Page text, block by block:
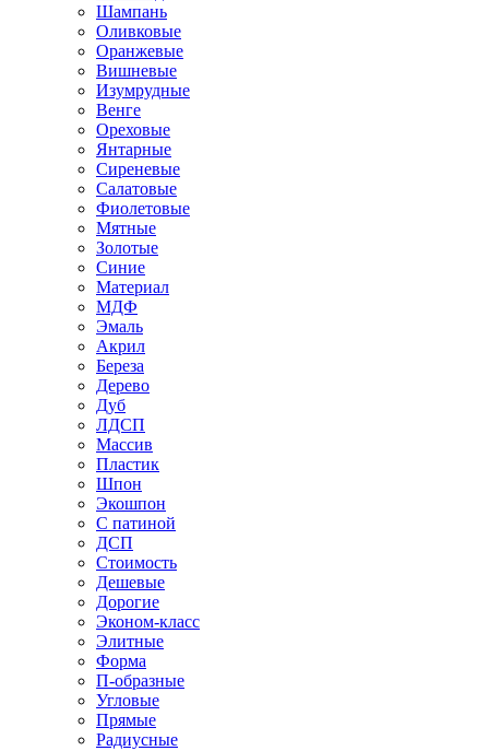
Шампань
Оливковые
Оранжевые
Вишневые
Изумрудные
Венге
Ореховые
Янтарные
Сиреневые
Салатовые
Фиолетовые
Мятные
Золотые
Синие
Материал
МДФ
Эмаль
Акрил
Береза
Дерево
Дуб
ЛДСП
Массив
Пластик
Шпон
Экошпон
С патиной
ДСП
Стоимость
Дешевые
Дорогие
Эконом-класс
Элитные
Форма
П-образные
Угловые
Прямые
Радиусные